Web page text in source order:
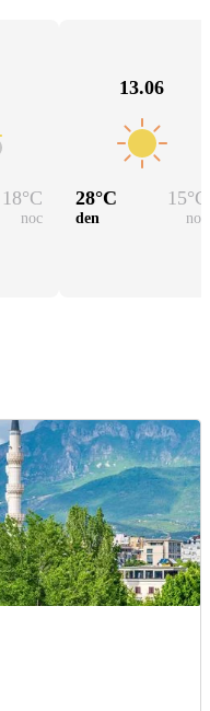
18°C
noc
13.06
28°C 15°C
den noc